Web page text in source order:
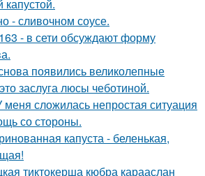
капустой.
- сливочном соусе.
- в сети обсуждают форму
появились великолепные
заслуга люсы чеботиной.
меня сложилась непростая ситуация
со стороны.
капуста - беленькая,
тиктокерша кюбра карааслан